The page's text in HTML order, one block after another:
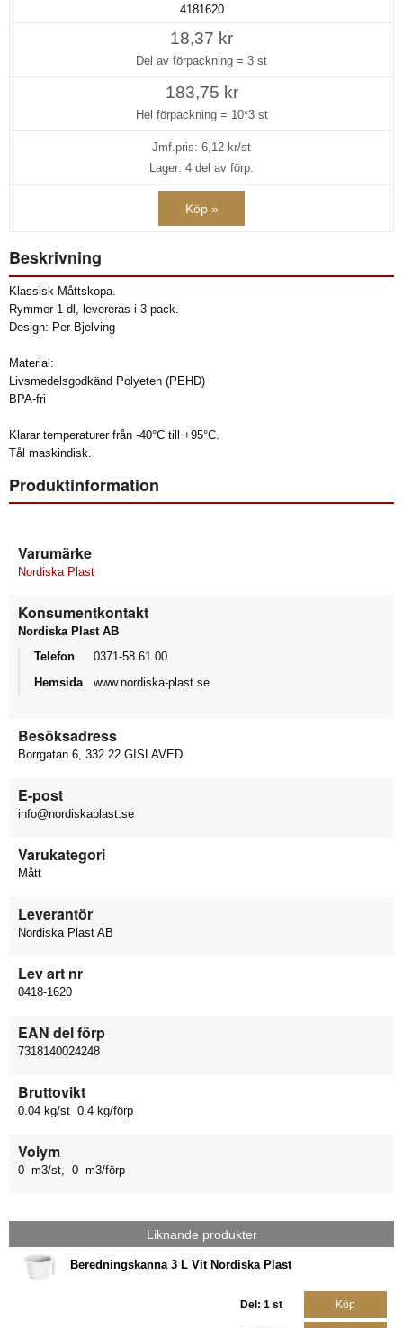
4181620
18,37 kr
Del av förpackning = 3 st
183,75 kr
Hel förpackning = 10*3 st
Jmf.pris: 6,12 kr/st
Lager: 4 del av förp.
Köp »
Beskrivning
Klassisk Måttskopa.
Rymmer 1 dl, levereras i 3-pack.
Design: Per Bjelving
Material:
Livsmedelsgodkänd Polyeten (PEHD)
BPA-fri
Klarar temperaturer från -40°C till +95°C.
Tål maskindisk.
Produktinformation
Varumärke
Nordiska Plast
Konsumentkontakt
Nordiska Plast AB
Telefon
0371-58 61 00
Hemsida
www.nordiska-plast.se
Besöksadress
Borrgatan 6, 332 22 GISLAVED
E-post
info@nordiskaplast.se
Varukategori
Mått
Leverantör
Nordiska Plast AB
Lev art nr
0418-1620
EAN del förp
7318140024248
Bruttovikt
0.04 kg/st 0.4 kg/förp
Volym
0 m3/st, 0 m3/förp
Liknande produkter
Beredningskanna 3 L Vit Nordiska Plast
Del: 1 st Köp